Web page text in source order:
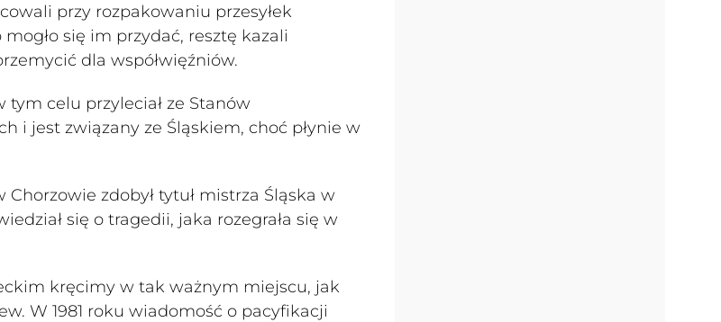
przy rozpakowaniu przesyłek
się im przydać, resztę kazali
dla współwięźniów.
tym celu przyleciał ze Stanów
i jest związany ze Śląskiem, choć płynie w
zdobył tytuł mistrza Śląska w
się o tragedii, jaka rozegrała się w
kręcimy w tak ważnym miejscu, jak
W 1981 roku wiadomość o pacyfikacji